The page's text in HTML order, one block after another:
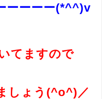
ーーーー(*^^)v
てますので
しょう(^o^)／